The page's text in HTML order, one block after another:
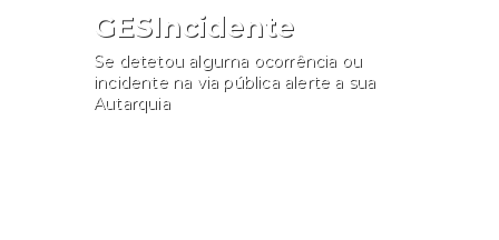
GESIncidente
Se detetou alguma ocorrência ou
incidente na via pública alerte a sua
Autarquia